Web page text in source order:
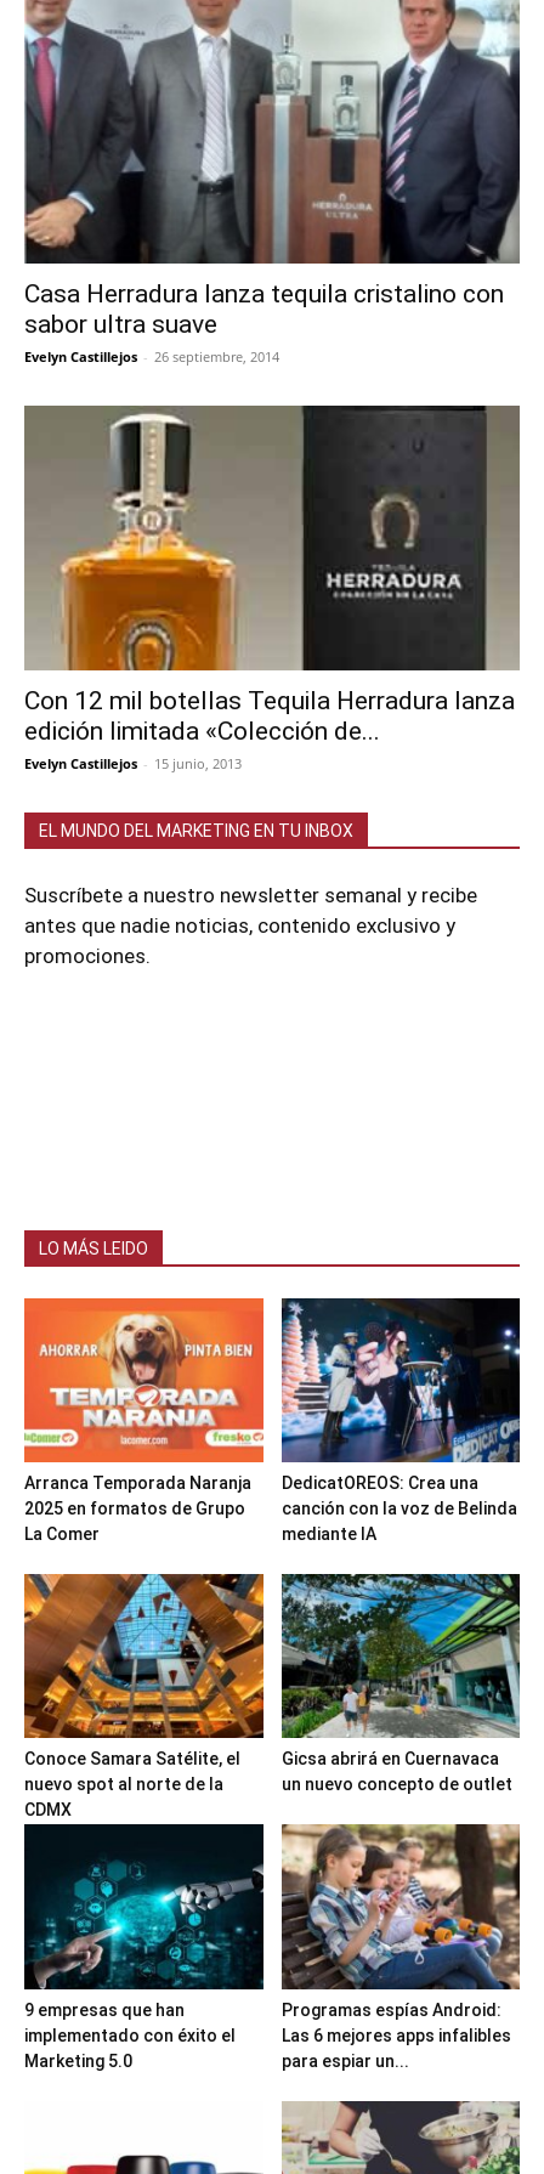
Casa Herradura lanza tequila cristalino con
sabor ultra suave
Evelyn Castillejos - 26 septiembre, 2014
Con 12 mil botellas Tequila Herradura lanza
edición limitada «Colección de...
Evelyn Castillejos - 15 junio, 2013
EL MUNDO DEL MARKETING EN TU INBOX
Suscríbete a nuestro newsletter semanal y recibe
antes que nadie noticias, contenido exclusivo y
promociones.
LO MÁS LEIDO
Arranca Temporada Naranja
2025 en formatos de Grupo
La Comer
DedicatOREOS: Crea una
canción con la voz de Belinda
mediante IA
Conoce Samara Satélite, el
nuevo spot al norte de la
CDMX
Gicsa abrirá en Cuernavaca
un nuevo concepto de outlet
9 empresas que han
implementado con éxito el
Marketing 5.0
Programas espías Android:
Las 6 mejores apps infalibles
para espiar un...